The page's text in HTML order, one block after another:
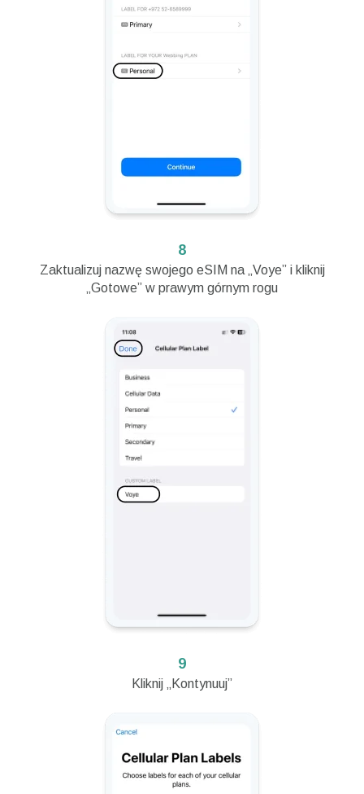
8
Zaktualizuj nazwę swojego eSIM na „Voye” i kliknij
„Gotowe” w prawym górnym rogu
9
Kliknij „Kontynuuj”